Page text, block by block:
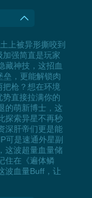
上被异形撕咬到
强简直是玩家
藏神技，这招血
垒，更能解锁肉
把枪？想在环境
直接拉满你的
的萌新博士，这
探索异星不再秒
深肝帝们更是能
可是速通外星副
这波超量血量储
住在《遍体鳞
波血量Buff，让